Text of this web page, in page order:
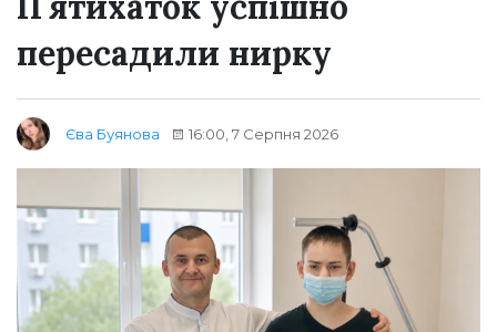
пересадили нирку
Єва Буянова 16:00, 7 Серпня 2026